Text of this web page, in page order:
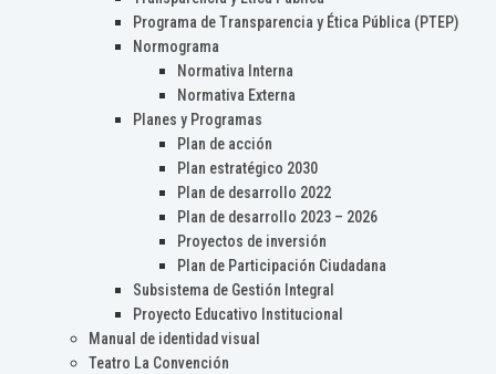
Programa de Transparencia y Ética Pública (PTEP)
Normograma
Normativa Interna
Normativa Externa
Planes y Programas
Plan de acción
Plan estratégico 2030
Plan de desarrollo 2022
Plan de desarrollo 2023 – 2026
Proyectos de inversión
Plan de Participación Ciudadana
Subsistema de Gestión Integral
Proyecto Educativo Institucional
Manual de identidad visual
Teatro La Convención